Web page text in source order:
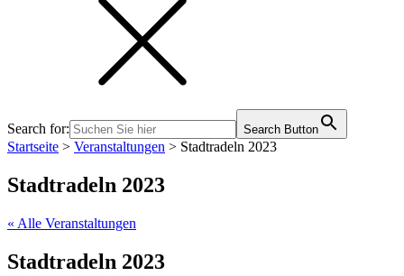
Search for: Search Button
Startseite > Veranstaltungen > Stadtradeln 2023
Stadtradeln 2023
« Alle Veranstaltungen
Stadtradeln 2023